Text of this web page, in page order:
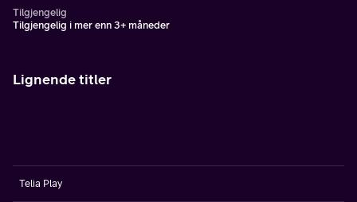
Tilgjengelig
Tilgjengelig i mer enn 3+ måneder
Lignende titler
Telia Play